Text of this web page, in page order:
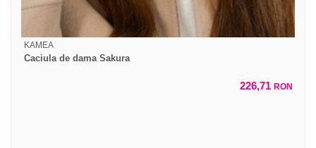
KAMEA
Caciula de dama Sakura
226,71 RON